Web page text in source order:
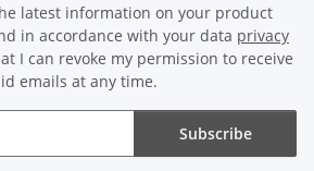
latest information on your product
in accordance with your data privacy
I can revoke my permission to receive
emails at any time.
Subscribe